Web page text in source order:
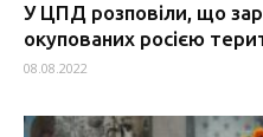
У ЦПД розповіли, що
окупованих росією
08.08.2022